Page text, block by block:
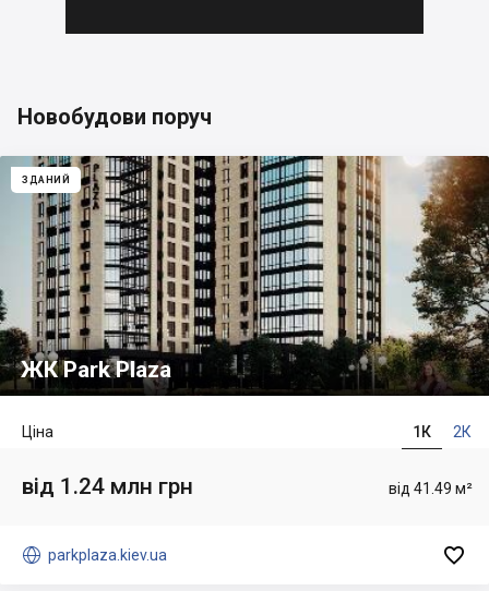
Новобудови поруч
ЗДАНИЙ
ЖК Park Plaza
1К 2К
Ціна
від 41.49 м²
від 1.24 млн грн
 parkplaza.kiev.ua 